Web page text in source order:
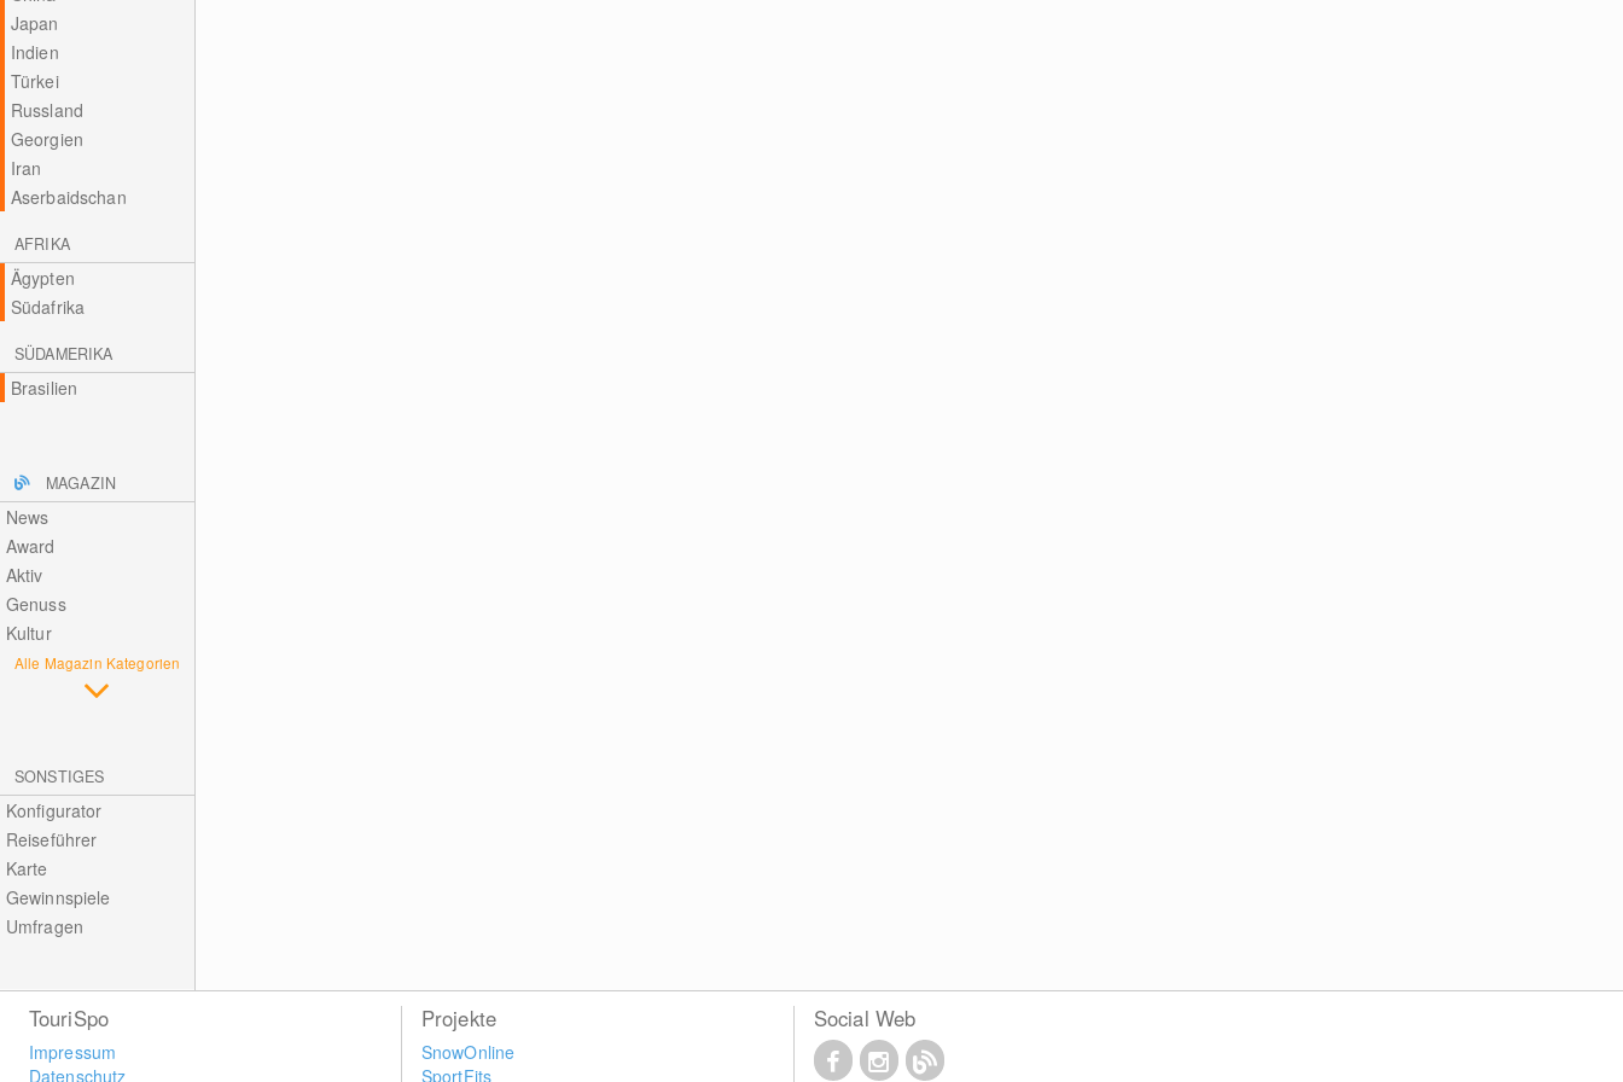
Japan
Indien
Türkei
Russland
Georgien
Iran
Aserbaidschan
AFRIKA
Ägypten
Südafrika
SÜDAMERIKA
Brasilien
MAGAZIN
News
Award
Aktiv
Genuss
Kultur
Alle Magazin Kategorien
SONSTIGES
Konfigurator
Reiseführer
Karte
Gewinnspiele
Umfragen
TouriSpo
Impressum
Datenschutz
Projekte
SnowOnline
SportFits
Social Web